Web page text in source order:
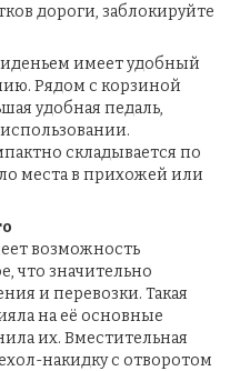
дороги, заблокируйте
имеет удобный
Рядом с корзиной
удобная педаль,
складывается по
места в прихожей или
возможность
что значительно
и перевозки. Такая
на её основные
их. Вместительная
накидку с отворотом